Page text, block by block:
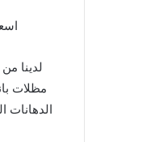
لدينا من 80 ريال للمتر المربع بجميع
مظلات
الدهانات